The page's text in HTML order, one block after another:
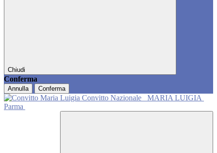
Chiudi
Conferma
Annulla Conferma
Convitto Nazionale
MARIA LUIGIA
Parma